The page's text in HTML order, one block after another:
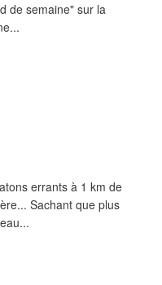
de semaine" sur la
errants à 1 km de
Sachant que plus